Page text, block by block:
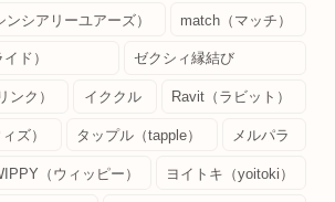
シアリーユアーズ） match（マッチ）
ド） ゼクシィ縁結び
ンク） イククル Ravit（ラビット）
ズ） タップル（tapple） メルパラ
（ウィッピー） ヨイトキ（yoitoki）